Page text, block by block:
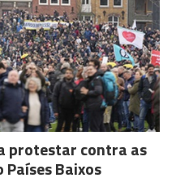
protestar contra as
Baixos